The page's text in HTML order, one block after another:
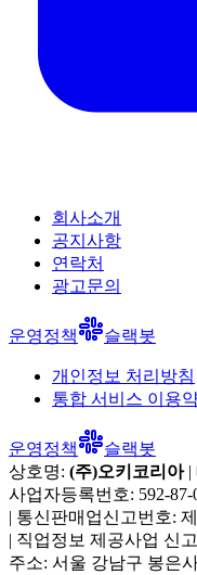
회사소개
공지사항
연락처
광고문의
운영정책 슬랙봇
개인정보 처리방침
통합 서비스 이용
운영정책
슬랙봇
상호명: (주)오키코리아|
사업자등록번호: 592-87-
| 통신판매업신고번호:
| 직업정보 제공사업 신
주소: 서울 강남구 봉은